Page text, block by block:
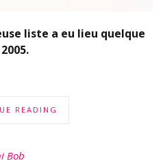
liste a eu lieu quelque
READING
Bob